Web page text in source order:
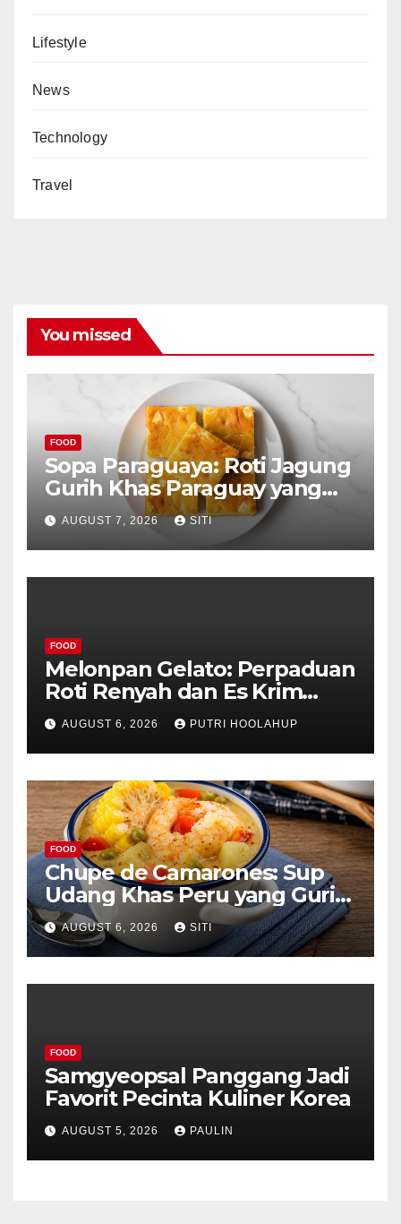
Lifestyle
News
Technology
Travel
You missed
FOOD
Sopa Paraguaya: Roti Jagung
Gurih Khas Paraguay yang
Unik
AUGUST 7, 2026 SITI
FOOD
Melonpan Gelato: Perpaduan
Roti Renyah dan Es Krim
Lembut yang Menggoda
AUGUST 6, 2026 PUTRI HOOLAHUP
FOOD
Chupe de Camarones: Sup
Udang Khas Peru yang Gurih
Lezat
AUGUST 6, 2026 SITI
FOOD
Samgyeopsal Panggang Jadi
Favorit Pecinta Kuliner Korea
AUGUST 5, 2026 PAULIN